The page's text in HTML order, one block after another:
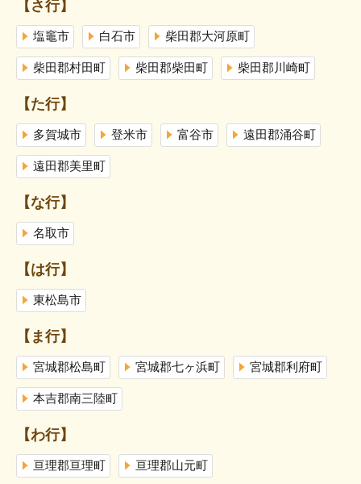
【さ行】
塩竈市 白石市 柴田郡大河原町
柴田郡村田町 柴田郡柴田町 柴田郡川崎町
【た行】
多賀城市 登米市 富谷市 遠田郡涌谷町
遠田郡美里町
【な行】
名取市
【は行】
東松島市
【ま行】
宮城郡松島町 宮城郡七ヶ浜町 宮城郡利府町
本吉郡南三陸町
【わ行】
亘理郡亘理町 亘理郡山元町